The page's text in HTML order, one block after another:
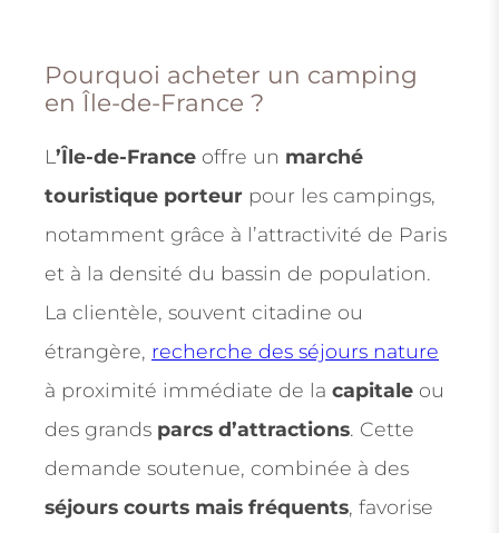
Pourquoi acheter un camping
en Île-de-France ?
L ’Île-de-France offre un marché
touristique porteur pour les campings,
notamment grâce à l’attractivité de Paris
et à la densité du bassin de population.
La clientèle, souvent citadine ou
étrangère, recherche des séjours nature
à proximité immédiate de la capitale ou
des grands parcs d’attractions. Cette
demande soutenue, combinée à des
séjours courts mais fréquents, favorise